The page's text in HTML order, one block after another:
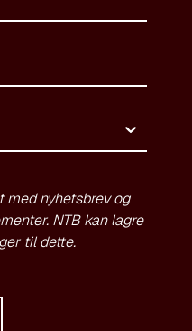
med nyhetsbrev og
NTB kan lagre
til dette.